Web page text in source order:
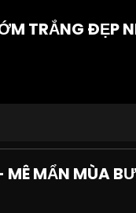
TRẮNG ĐẸP
MẨN MÙA